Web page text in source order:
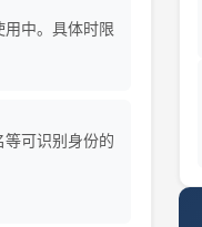
中。具体时限
可识别身份的